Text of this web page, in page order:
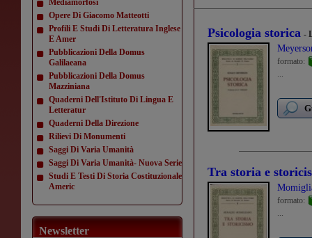
Mediamorfosi
Opere Di Giacomo Matteotti
Profili E Studi Di Letteratura Inglese
E Amer
Pubblicazioni Della Domus
Galilaeana
Pubblicazioni Della Domus
Mazziniana
Quaderni Dell'Istituto Di Lingua E
Letteratur
Quaderni Della Direzione
Rilievi Di Monumenti
Saggi Di Varia Umanità
Saggi Di Varia Umanità- Nuova Serie
Studi E Testi Di Storia Costituzionale
Americ
Newsletter
Psicologia storica -
formato:
...
Tra storia e
formato:
...